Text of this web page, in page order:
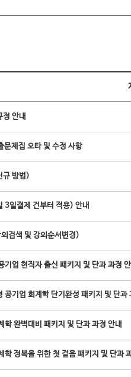
정 안내
문제집 오타 및 수정 사항
규 방법)
3일결제 건부터 적용) 안내
검색 및 강의순서변경)
기업 현직자 출신 패키지 및 단과 과정
공기업 회계학 단기완성 패키지 및 단과
학 완벽대비 패키지 및 단과 과정 안내
학 정복을 위한 첫 걸음 패키지 및 단과